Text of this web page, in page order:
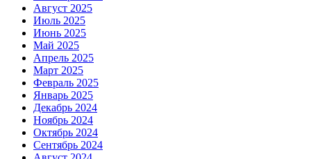
Август 2025
Июль 2025
Июнь 2025
Май 2025
Апрель 2025
Март 2025
Февраль 2025
Январь 2025
Декабрь 2024
Ноябрь 2024
Октябрь 2024
Сентябрь 2024